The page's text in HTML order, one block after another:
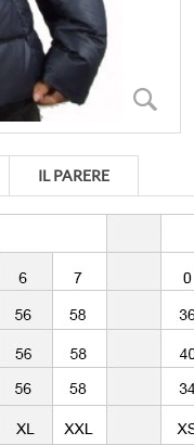
IL PARERE